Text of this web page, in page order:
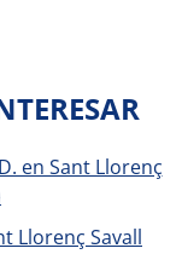
en Sant Llorenç
Llorenç Savall